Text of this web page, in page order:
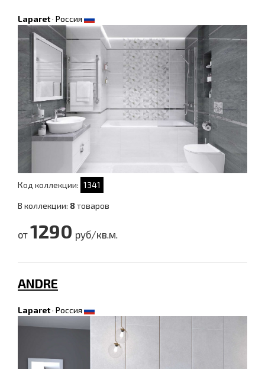
Laparet· Россия
Код коллекции: 1341
В коллекции: 8товаров
от 1290 руб/кв.м.
ANDRE
Laparet· Россия